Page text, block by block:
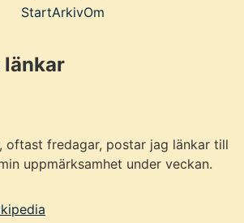
Top
navigation
StartArkivOm
länkar
oftast fredagar, postar jag länkar till
uppmärksamhet under veckan.